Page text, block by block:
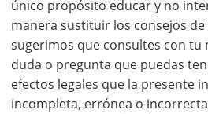
único propósito educar y no
manera sustituir los consejos
sugerimos que consultes con tu
duda o pregunta que puedas
efectos legales que la presente
incompleta, errónea o